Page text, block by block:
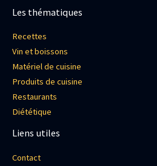
Les thématiques
Recettes
Vin et boissons
Matériel de cuisine
Produits de cuisine
Restaurants
Diététique
Liens utiles
Contact